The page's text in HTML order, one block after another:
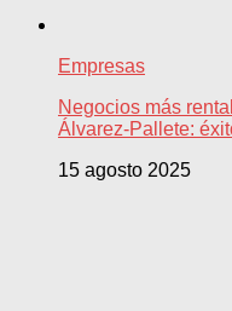
Empresas
Negocios más
Álvarez-Pallete:
15 agosto 2025